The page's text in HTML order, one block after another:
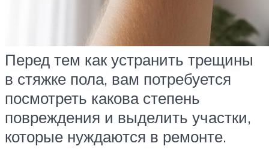
Перед тем как устранить трещины
в стяжке пола, вам потребуется
посмотреть какова степень
повреждения и выделить участки,
которые нуждаются в ремонте.